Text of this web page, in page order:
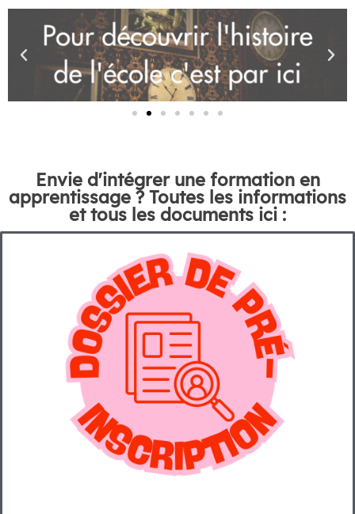
Envie d'intégrer une formation en
apprentissage ? Toutes les informations
et tous les documents ici :